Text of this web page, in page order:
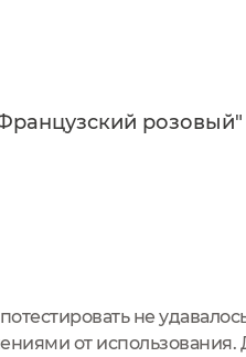
не
от использования.